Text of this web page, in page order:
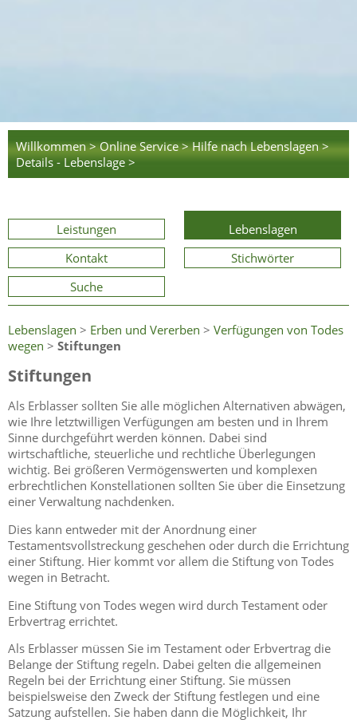
Willkommen > Online Service > Hilfe nach Lebenslagen >
Details - Lebenslage >
Leistungen
Lebenslagen
Kontakt
Stichwörter
Suche
Lebenslagen > Erben und Vererben > Verfügungen von Todes
wegen > Stiftungen
Stiftungen
Als Erblasser sollten Sie alle möglichen Alternativen abwägen,
wie Ihre letztwilligen Verfügungen am besten und in Ihrem
Sinne durchgeführt werden können. Dabei sind
wirtschaftliche, steuerliche und rechtliche Überlegungen
wichtig. Bei größeren Vermögenswerten und komplexen
erbrechtlichen Konstellationen sollten Sie über die Einsetzung
einer Verwaltung nachdenken.
Dies kann entweder mit der Anordnung einer
Testamentsvollstreckung geschehen oder durch die Errichtung
einer Stiftung. Hier kommt vor allem die Stiftung von Todes
wegen in Betracht.
Eine Stiftung von Todes wegen wird durch Testament oder
Erbvertrag errichtet.
Als Erblasser müssen Sie im Testament oder Erbvertrag die
Belange der Stiftung regeln. Dabei gelten die allgemeinen
Regeln bei der Errichtung einer Stiftung. Sie müssen
beispielsweise den Zweck der Stiftung festlegen und eine
Satzung aufstellen. Sie haben dann die Möglichkeit, Ihr